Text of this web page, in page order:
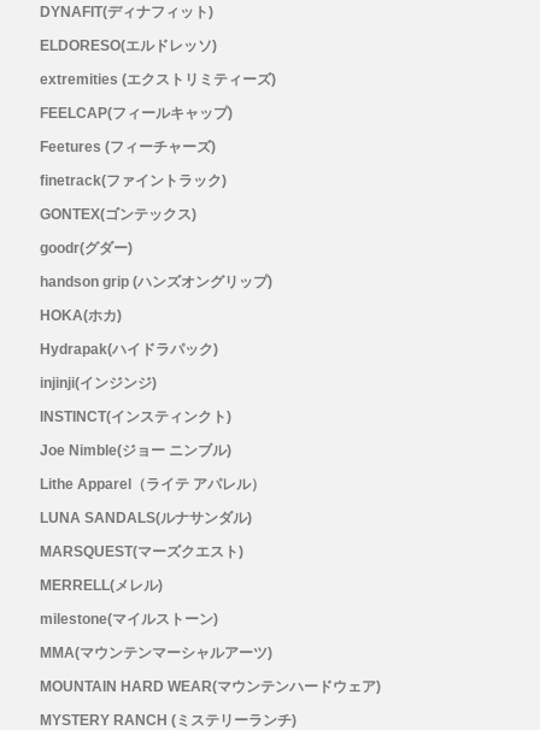
DYNAFIT(ディナフィット)
ELDORESO(エルドレッソ)
extremities (エクストリミティーズ)
FEELCAP(フィールキャップ)
Feetures (フィーチャーズ)
finetrack(ファイントラック)
GONTEX(ゴンテックス)
goodr(グダー)
handson grip (ハンズオングリップ)
HOKA(ホカ)
Hydrapak(ハイドラパック)
injinji(インジンジ)
INSTINCT(インスティンクト)
Joe Nimble(ジョー ニンブル)
Lithe Apparel（ライテ アパレル）
LUNA SANDALS(ルナサンダル)
MARSQUEST(マーズクエスト)
MERRELL(メレル)
milestone(マイルストーン)
MMA(マウンテンマーシャルアーツ)
MOUNTAIN HARD WEAR(マウンテンハードウェア)
MYSTERY RANCH (ミステリーランチ)